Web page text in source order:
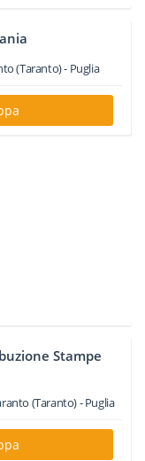
(Taranto) - Puglia
Stampe
(Taranto) -Puglia